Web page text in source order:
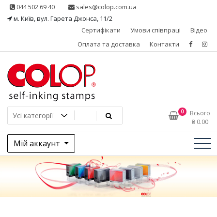
Skip 044 502 69 40
sales@colop.com.ua
м. Київ, вул. Гарета Джонса, 11/2
Сертифікати
Умови співпраці
Відео
Оплата та доставка
Контакти
КОЛОП – ексклюзивний
представник в Україні
одного з провідних
виробників штемпельної
продукції, австрійської
0
Всього
₴ 0.00
Мій аккаунт